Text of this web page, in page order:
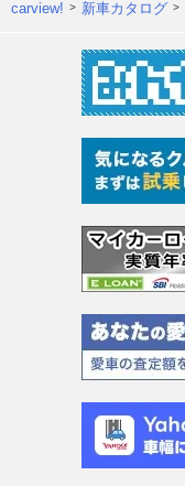
carview! 新車カタログ